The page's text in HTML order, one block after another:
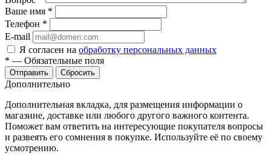
Ваше имя *
Телефон *
E-mail
Я согласен на обработку персональных данных
* — Обязательные поля
Сбросить
Дополнительно
Дополнительная вкладка, для размещения информации о
магазине, доставке или любого другого важного контента.
Поможет вам ответить на интересующие покупателя вопросы
и развеять его сомнения в покупке. Используйте её по своему
усмотрению.